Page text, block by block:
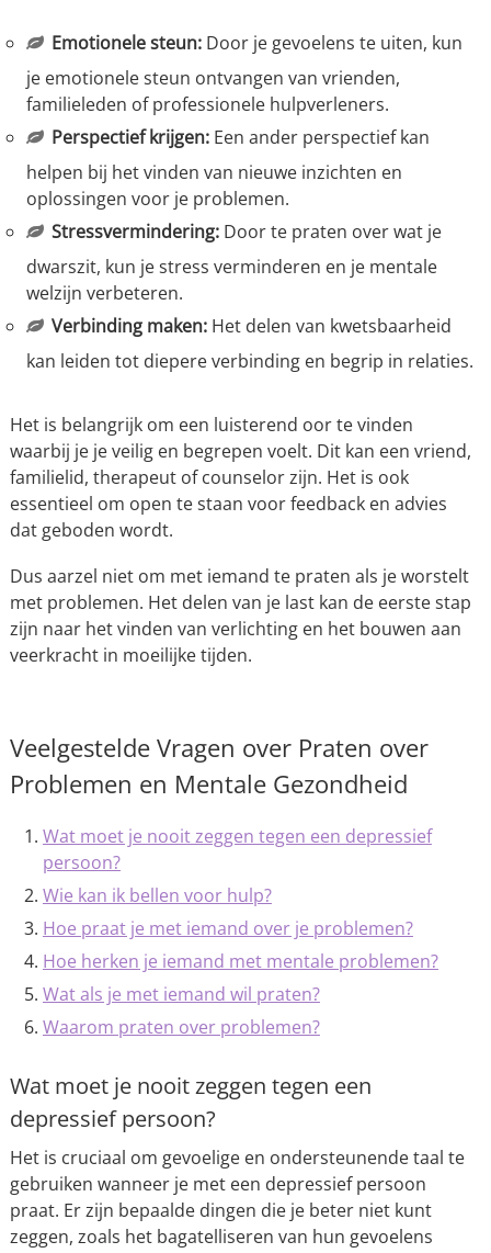
Emotionele steun:Door je gevoelens te uiten, kun
je emotionele steun ontvangen van vrienden,
familieleden of professionele hulpverleners.
Perspectief krijgen:Een ander perspectief kan
helpen bij het vinden van nieuwe inzichten en
oplossingen voor je problemen.
Stressvermindering:Door te praten over wat je
dwarszit, kun je stress verminderen en je mentale
welzijn verbeteren.
Verbinding maken:Het delen van kwetsbaarheid
kan leiden tot diepere verbinding en begrip in relaties.
Het is belangrijk om een luisterend oor te vinden
waarbij je je veilig en begrepen voelt. Dit kan een vriend,
familielid, therapeut of counselor zijn. Het is ook
essentieel om open te staan voor feedback en advies
dat geboden wordt.
Dus aarzel niet om met iemand te praten als je worstelt
met problemen. Het delen van je last kan de eerste stap
zijn naar het vinden van verlichting en het bouwen aan
veerkracht in moeilijke tijden.
Veelgestelde Vragen over Praten over
Problemen en Mentale Gezondheid
Wat moet je nooit zeggen tegen een depressief
persoon?
Wie kan ik bellen voor hulp?
Hoe praat je met iemand over je problemen?
Hoe herken je iemand met mentale problemen?
Wat als je met iemand wil praten?
Waarom praten over problemen?
Wat moet je nooit zeggen tegen een
depressief persoon?
Het is cruciaal om gevoelige en ondersteunende taal te
gebruiken wanneer je met een depressief persoon
praat. Er zijn bepaalde dingen die je beter niet kunt
zeggen, zoals het bagatelliseren van hun gevoelens